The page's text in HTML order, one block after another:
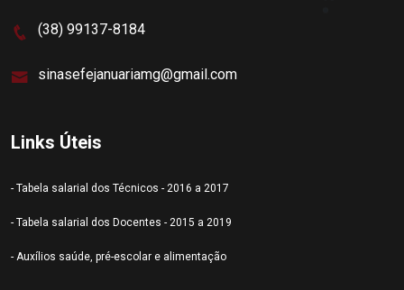
(38) 99137-8184
sinasefejanuariamg@gmail.com
Links Úteis
- Tabela salarial dos Técnicos - 2016 a 2017
- Tabela salarial dos Docentes - 2015 a 2019
- Auxílios saúde, pré-escolar e alimentação